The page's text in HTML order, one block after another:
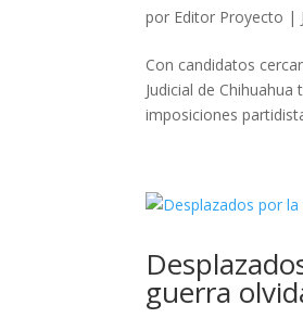
por Editor Proyecto |
Con candidatos
Judicial de
imposiciones
guerra